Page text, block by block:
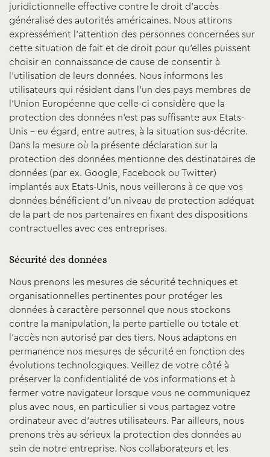
juridictionnelle effective contre le droit d’accès
généralisé des autorités américaines. Nous attirons
expressément l’attention des personnes concernées sur
cette situation de fait et de droit pour qu’elles puissent
choisir en connaissance de cause de consentir à
l’utilisation de leurs données. Nous informons les
utilisateurs qui résident dans l’un des pays membres de
l’Union Européenne que celle-ci considère que la
protection des données n’est pas suffisante aux Etats-
Unis – eu égard, entre autres, à la situation sus-décrite.
Dans la mesure où la présente déclaration sur la
protection des données mentionne des destinataires de
données (par ex. Google, Facebook ou Twitter)
implantés aux Etats-Unis, nous veillerons à ce que vos
données bénéficient d’un niveau de protection adéquat
de la part de nos partenaires en fixant des dispositions
contractuelles avec ces entreprises.
Sécurité des données
Nous prenons les mesures de sécurité techniques et
organisationnelles pertinentes pour protéger les
données à caractère personnel que nous stockons
contre la manipulation, la perte partielle ou totale et
l’accès non autorisé par des tiers. Nous adaptons en
permanence nos mesures de sécurité en fonction des
évolutions technologiques. Veillez de votre côté à
préserver la confidentialité de vos informations et à
fermer votre navigateur lorsque vous ne communiquez
plus avec nous, en particulier si vous partagez votre
ordinateur avec d’autres utilisateurs. Par ailleurs, nous
prenons très au sérieux la protection des données au
sein de notre entreprise. Nos collaborateurs et les